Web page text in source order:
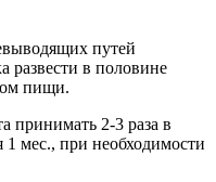
путей
развести в половине
пищи.
принимать 2-3 раза в
1 мес., при необходимости